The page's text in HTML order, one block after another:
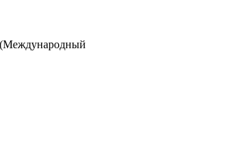
(Международный